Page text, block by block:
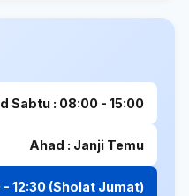
Sabtu : 08:00 - 15:00
Ahad : Janji Temu
- 12:30 (Sholat Jumat)